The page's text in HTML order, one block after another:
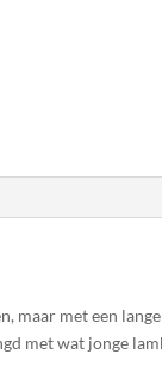
maar met een
met wat jonge